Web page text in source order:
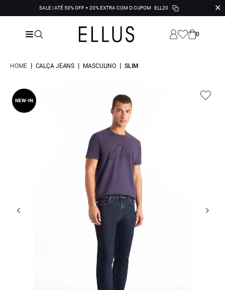
SALE | ATÉ 50% OFF + 20% EXTRA COM O CUPOM ELL20 ✕
0
HOME | CALÇA JEANS | MASCULINO | SLIM
NEW-IN